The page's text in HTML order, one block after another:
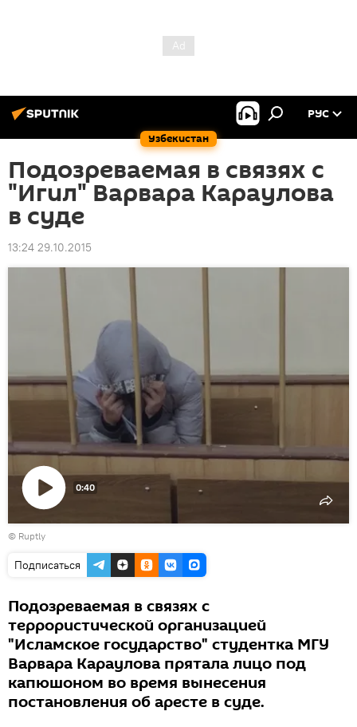
Узбекистан
РУС
Подозреваемая в связях с
"Игил" Варвара Караулова
в суде
13:24 29.10.2015
Воспроизвести
видео
0:40
© Ruptly
Подписаться
Подозреваемая в связях с
террористической организацией
"Исламское государство" студентка МГУ
Варвара Караулова прятала лицо под
капюшоном во время вынесения
постановления об аресте в суде.